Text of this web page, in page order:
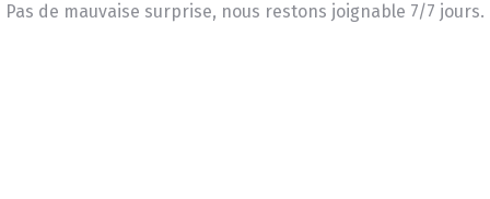
Pas de mauvaise surprise, nous restons joignable 7/7 jours.